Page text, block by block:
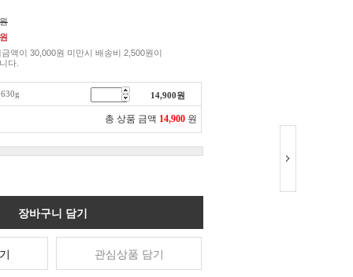
원
액이 30,000원 미만시 배송비 2,500원이
다.
14,900원
총 상품 금액 14,900 원
장바구니 담기
관심상품 담기